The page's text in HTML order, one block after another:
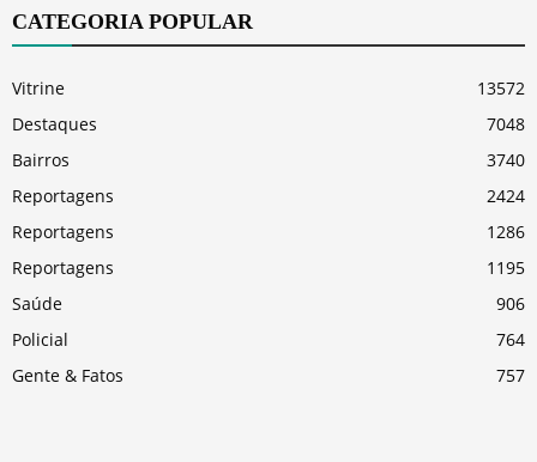
CATEGORIA POPULAR
Vitrine
13572
Destaques
7048
Bairros
3740
Reportagens
2424
Reportagens
1286
Reportagens
1195
Saúde
906
Policial
764
Gente & Fatos
757